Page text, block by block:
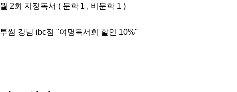
월 2회 지정독서 ( 문학 1 , 비문학 1 )
투썸 강남 ibc점 "여명독서회 할인 10%"